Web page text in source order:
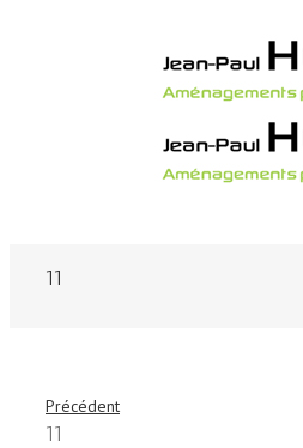
11
Précédent
11